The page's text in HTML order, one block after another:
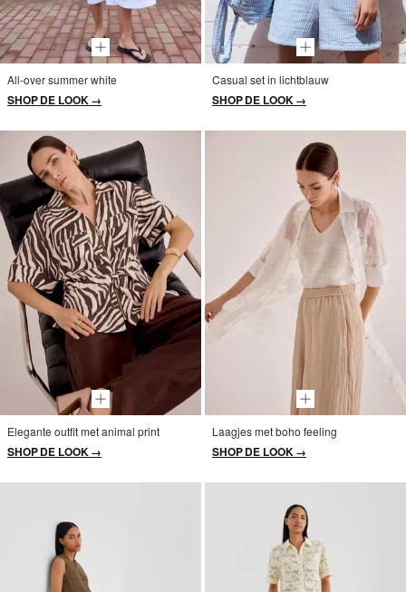
All-over summer white
SHOP DE LOOK →
Casual set in lichtblauw
SHOP DE LOOK →
Elegante outfit met animal print
SHOP DE LOOK →
Laagjes met boho feeling
SHOP DE LOOK →